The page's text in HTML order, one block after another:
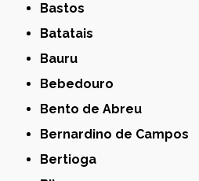
Bastos
Batatais
Bauru
Bebedouro
Bento de Abreu
Bernardino de Campos
Bertioga